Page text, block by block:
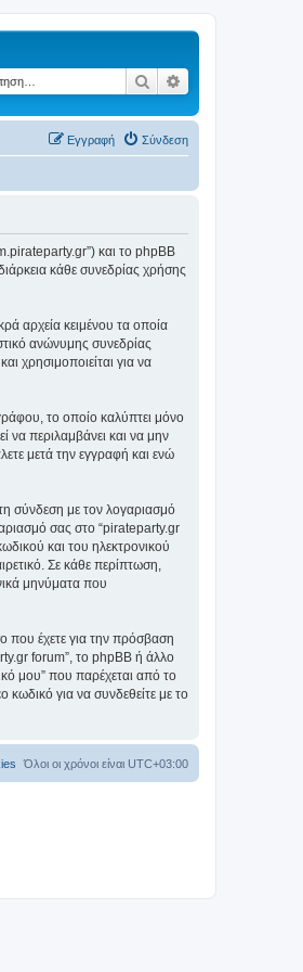
Αναζήτηση
Σύνδεση
Εγγραφή
και το phpBB
κάθε συνεδρίας χρήσης
αρχεία κειμένου τα οποία
ανώνυμης συνεδρίας
χρησιμοποιείται για να
το οποίο καλύπτει μόνο
να περιλαμβάνει και να μην
μετά την εγγραφή και ενώ
σύνδεση με τον λογαριασμό
σας στο “pirateparty.gr
και του ηλεκτρονικού
Σε κάθε περίπτωση,
μηνύματα που
που έχετε για την πρόσβαση
forum”, το phpBB ή άλλο
μου” που παρέχεται από το
κωδικό για να συνδεθείτε με το
Όλοι οι χρόνοι είναι UTC+03:00